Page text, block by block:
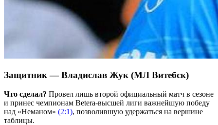
Защитник — Владислав Жук (МЛ Витебск)
Что сделал? Провел лишь второй официальный матч в сезоне
и принес чемпионам Betera-высшей лиги важнейшую победу
над «Неманом» (2:1), позволившую удержаться на вершине
таблицы.